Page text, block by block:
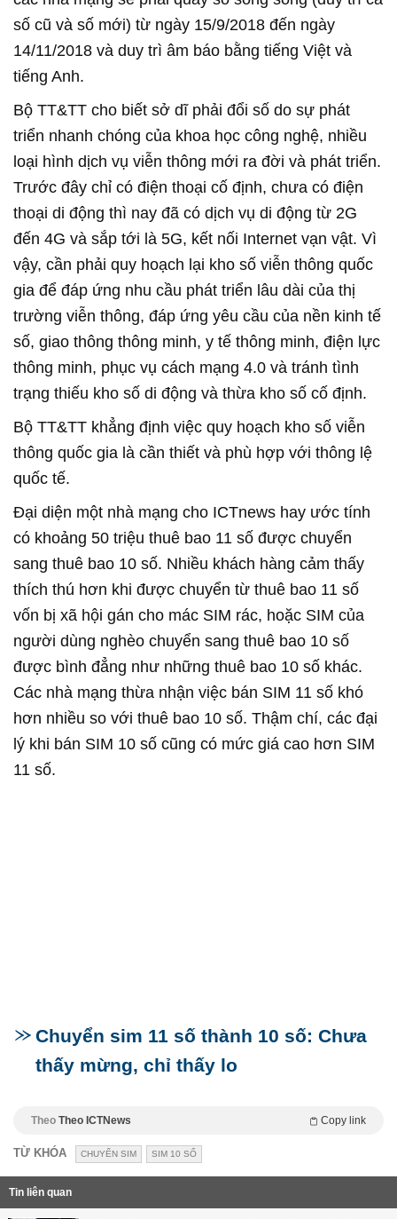
số cũ và số mới) từ ngày 15/9/2018 đến ngày
14/11/2018 và duy trì âm báo bằng tiếng Việt và
tiếng Anh.
Bộ TT&TT cho biết sở dĩ phải đổi số do sự phát
triển nhanh chóng của khoa học công nghệ, nhiều
loại hình dịch vụ viễn thông mới ra đời và phát triển.
Trước đây chỉ có điện thoại cố định, chưa có điện
thoại di động thì nay đã có dịch vụ di động từ 2G
đến 4G và sắp tới là 5G, kết nối Internet vạn vật. Vì
vậy, cần phải quy hoạch lại kho số viễn thông quốc
gia để đáp ứng nhu cầu phát triển lâu dài của thị
trường viễn thông, đáp ứng yêu cầu của nền kinh tế
số, giao thông thông minh, y tế thông minh, điện lực
thông minh, phục vụ cách mạng 4.0 và tránh tình
trạng thiếu kho số di động và thừa kho số cố định.
Bộ TT&TT khẳng định việc quy hoạch kho số viễn
thông quốc gia là cần thiết và phù hợp với thông lệ
quốc tế.
Đại diện một nhà mạng cho ICTnews hay ước tính
có khoảng 50 triệu thuê bao 11 số được chuyển
sang thuê bao 10 số. Nhiều khách hàng cảm thấy
thích thú hơn khi được chuyển từ thuê bao 11 số
vốn bị xã hội gán cho mác SIM rác, hoặc SIM của
người dùng nghèo chuyển sang thuê bao 10 số
được bình đẳng như những thuê bao 10 số khác.
Các nhà mạng thừa nhận việc bán SIM 11 số khó
hơn nhiều so với thuê bao 10 số. Thậm chí, các đại
lý khi bán SIM 10 số cũng có mức giá cao hơn SIM
11 số.
Chuyển sim 11 số thành 10 số: Chưa
thấy mừng, chỉ thấy lo
Theo Theo ICTNews Copy link
TỪ KHÓA CHUYỂN SIM SIM 10 SỐ
Tin liên quan